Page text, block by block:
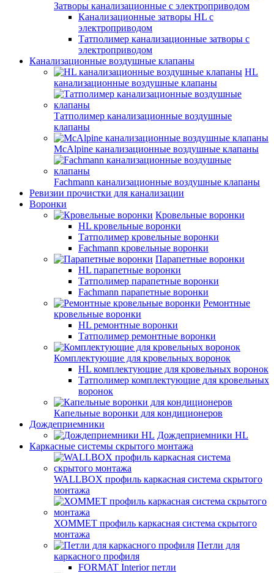
Затворы канализационные с электроприводом
Канализационные затворы HL с
электроприводом
Татполимер канализационные затворы с
электроприводом
Канализационные воздушные клапаны
HL
канализационные воздушные клапаны
Татполимер канализационные воздушные
клапаны
McAlpine канализационные воздушные клапаны
Fachmann канализационные воздушные клапаны
Ревизии прочистки для канализации
Воронки
Кровельные воронки
HL кровельные воронки
Татполимер кровельные воронки
Fachmann кровельные воронки
Парапетные воронки
HL парапетные воронки
Татполимер парапетные воронки
Fachmann парапетные воронки
Ремонтные
кровельные воронки
HL ремонтные воронки
Татполимер ремонтные воронки
Комплектующие для кровельных воронок
HL комплектующие для кровельных воронок
Татполимер комплектующие для кровельных
воронок
Капельные воронки для кондиционеров
Дождеприемники
Дождеприемники HL
Каркасные системы скрытого монтажа
WALLBOX профиль каркасная система скрытого
монтажа
ХОММЕТ профиль каркасная система скрытого
монтажа
Петли для
каркасного профиля
FORMAT Interior петли